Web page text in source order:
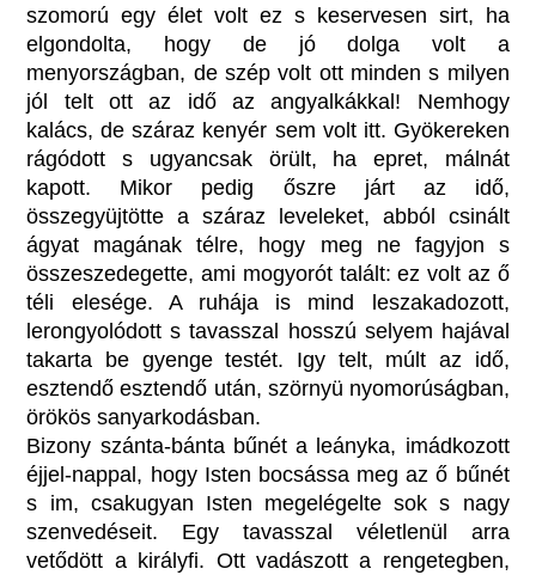
szomorú egy élet volt ez s keservesen sirt, ha
elgondolta, hogy de jó dolga volt a
menyországban, de szép volt ott minden s milyen
jól telt ott az idő az angyalkákkal! Nemhogy
kalács, de száraz kenyér sem volt itt. Gyökereken
rágódott s ugyancsak örült, ha epret, málnát
kapott. Mikor pedig őszre járt az idő,
összegyüjtötte a száraz leveleket, abból csinált
ágyat magának télre, hogy meg ne fagyjon s
összeszedegette, ami mogyorót talált: ez volt az ő
téli elesége. A ruhája is mind leszakadozott,
lerongyolódott s tavasszal hosszú selyem hajával
takarta be gyenge testét. Igy telt, múlt az idő,
esztendő esztendő után, szörnyü nyomorúságban,
örökös sanyarkodásban.
Bizony szánta-bánta bűnét a leányka, imádkozott
éjjel-nappal, hogy Isten bocsássa meg az ő bűnét
s im, csakugyan Isten megelégelte sok s nagy
szenvedéseit. Egy tavasszal véletlenül arra
vetődött a királyfi. Ott vadászott a rengetegben,